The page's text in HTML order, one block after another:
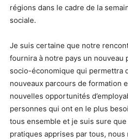
régions dans le cadre de la
sociale.
Je suis certaine que notre
fournira à notre pays un nouveau
socio-économique qui permettra
nouveaux parcours de formation
nouvelles opportunités
personnes qui ont en le plus
tous ensemble et je suis sure
pratiques apprises par tous,